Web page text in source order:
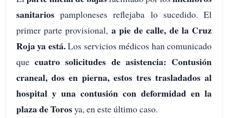
sanitarios pamploneses reflejaba lo sucedido. El
primer parte provisional, a pie de calle, de la Cruz
Roja ya está.Los servicios médicos han comunicado
quecuatro solicitudes de asistencia: Contusión
craneal, dos en pierna, estos tres trasladados al
hospital y una contusión con deformidad en la
plaza de Torosya, en este último caso.